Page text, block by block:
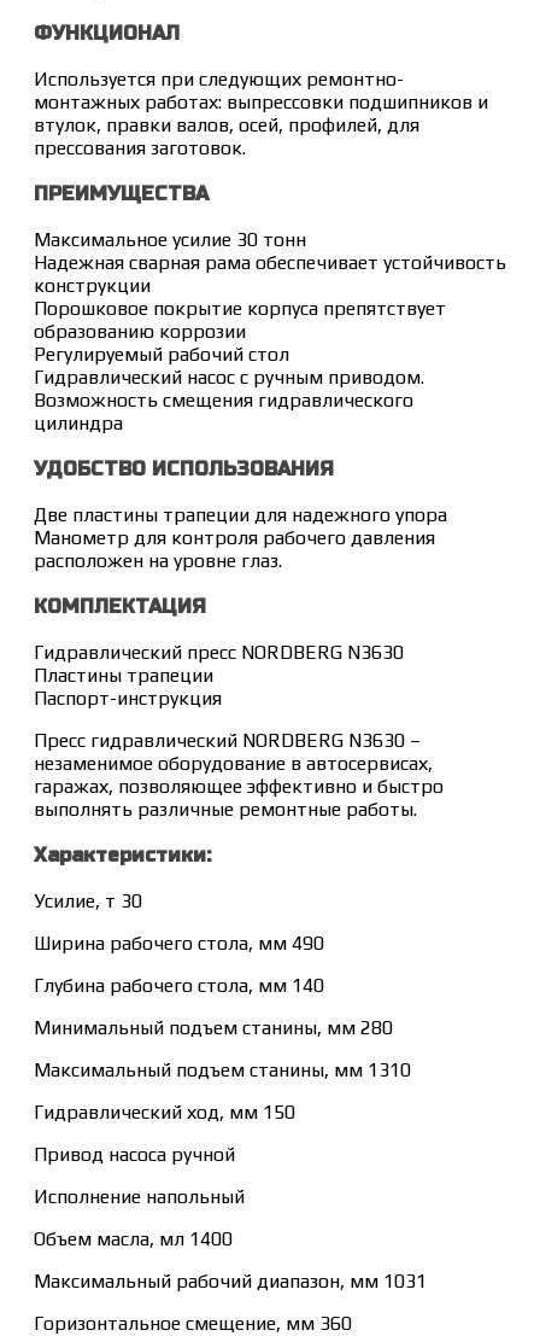
ФУНКЦИОНАЛ
Используется при следующих ремонтно-
монтажных работах: выпрессовки подшипников и
втулок, правки валов, осей, профилей, для
прессования заготовок.
ПРЕИМУЩЕСТВА
Максимальное усилие 30 тонн
Надежная сварная рама обеспечивает устойчивость
конструкции
Порошковое покрытие корпуса препятствует
образованию коррозии
Регулируемый рабочий стол
Гидравлический насос с ручным приводом.
Возможность смещения гидравлического
цилиндра
УДОБСТВО ИСПОЛЬЗОВАНИЯ
Две пластины трапеции для надежного упора
Манометр для контроля рабочего давления
расположен на уровне глаз.
КОМПЛЕКТАЦИЯ
Гидравлический пресс NORDBERG N3630
Пластины трапеции
Паспорт-инструкция
Пресс гидравлический NORDBERG N3630 –
незаменимое оборудование в автосервисах,
гаражах, позволяющее эффективно и быстро
выполнять различные ремонтные работы.
Характеристики:
Усилие, т 30
Ширина рабочего стола, мм 490
Глубина рабочего стола, мм 140
Минимальный подъем станины, мм 280
Максимальный подъем станины, мм 1310
Гидравлический ход, мм 150
Привод насоса ручной
Исполнение напольный
Объем масла, мл 1400
Максимальный рабочий диапазон, мм 1031
Горизонтальное смещение, мм 360